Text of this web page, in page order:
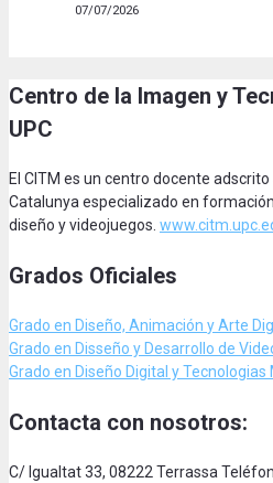
07/07/2026
Centro de la Imagen y
UPC
El CITM es un centro docente
Catalunya especializado en
diseño y videojuegos.
Grados Oficiales
Grado en Diseño, Animación y Arte
Grado en Disseño y Desarrollo de
Grado en Diseño Digital y
Contacta con nosotros:
C/ Igualtat 33, 08222 Terrassa